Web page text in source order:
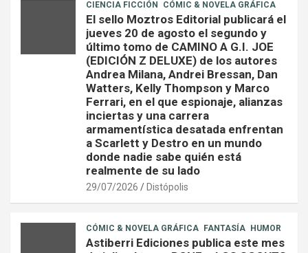
CIENCIA FICCIÓN CÓMIC & NOVELA GRÁFICA
El sello Moztros Editorial publicará el
jueves 20 de agosto el segundo y
último tomo de CAMINO A G.I. JOE
(EDICIÓN Z DELUXE) de los autores
Andrea Milana, Andrei Bressan, Dan
Watters, Kelly Thompson y Marco
Ferrari, en el que espionaje, alianzas
inciertas y una carrera
armamentística desatada enfrentan
a Scarlett y Destro en un mundo
donde nadie sabe quién está
realmente de su lado
29/07/2026 Distópolis
CÓMIC & NOVELA GRÁFICA FANTASÍA HUMOR
Astiberri Ediciones publica este mes